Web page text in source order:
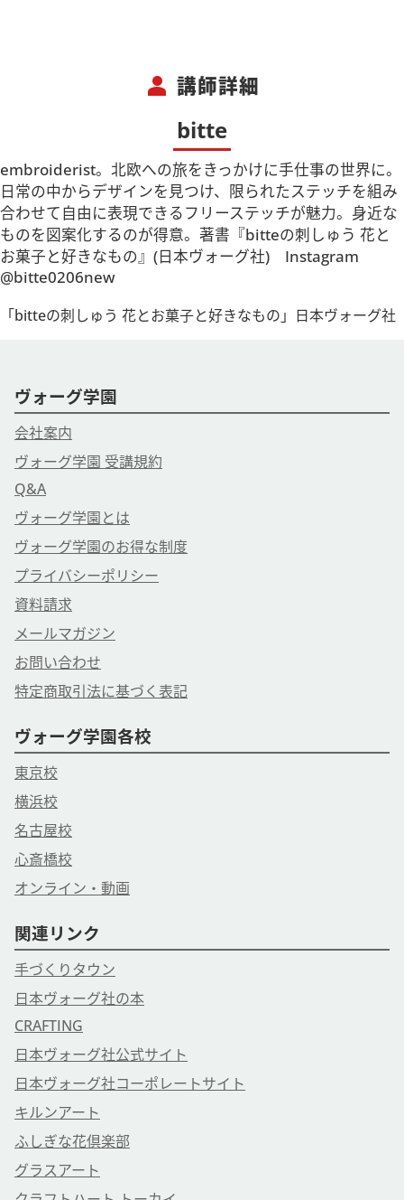
person 講師詳細
bitte
embroiderist。北欧への旅をきっかけに手仕事の世界に。
日常の中からデザインを見つけ、限られたステッチを組み
合わせて自由に表現できるフリーステッチが魅力。身近な
ものを図案化するのが得意。著書『bitteの刺しゅう 花と
お菓子と好きなもの』(日本ヴォーグ社) Instagram
@bitte0206new
「bitteの刺しゅう 花とお菓子と好きなもの」日本ヴォーグ社
ヴォーグ学園
会社案内
ヴォーグ学園 受講規約
Q&A
ヴォーグ学園とは
ヴォーグ学園のお得な制度
プライバシーポリシー
資料請求
メールマガジン
お問い合わせ
特定商取引法に基づく表記
ヴォーグ学園各校
東京校
横浜校
名古屋校
心斎橋校
オンライン・動画
関連リンク
手づくりタウン
日本ヴォーグ社の本
CRAFTING
日本ヴォーグ社公式サイト
日本ヴォーグ社コーポレートサイト
キルンアート
ふしぎな花倶楽部
グラスアート